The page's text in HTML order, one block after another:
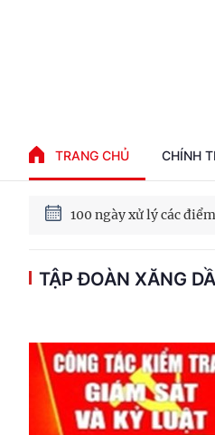
TRANG CHỦ CHÍNH
100 ngày xử lý các
Phát triển nhà ở cho
TẬP ĐOÀN XĂNG